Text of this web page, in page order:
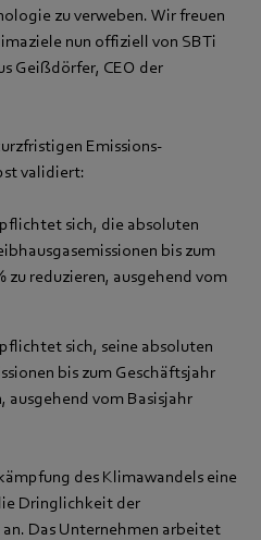
zu verweben. Wir freuen
nun offiziell von SBTi
Geißdörfer, CEO der
Emissions-
validiert:
sich, die absoluten
bis zum
zu reduzieren, ausgehend vom
sich, seine absoluten
bis zum Geschäftsjahr
ausgehend vom Basisjahr
des Klimawandels eine
Dringlichkeit der
Das Unternehmen arbeitet